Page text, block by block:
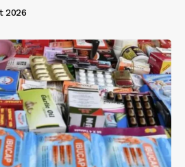
2026